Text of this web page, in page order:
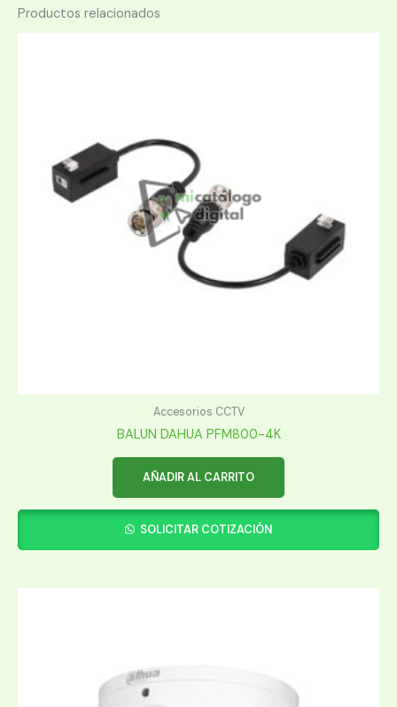
Productos relacionados
Accesorios CCTV
BALUN DAHUA PFM800-4K
AÑADIR AL CARRITO
SOLICITAR COTIZACIÓN